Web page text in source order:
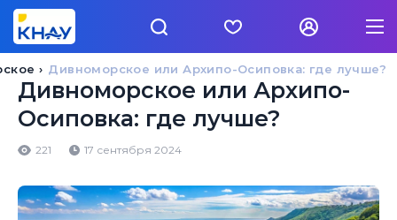
Дивноморское или Архипо-Осиповка: где лучше?
Дивноморское или Архипо-
Осиповка: где лучше?
221 17 сентября 2024